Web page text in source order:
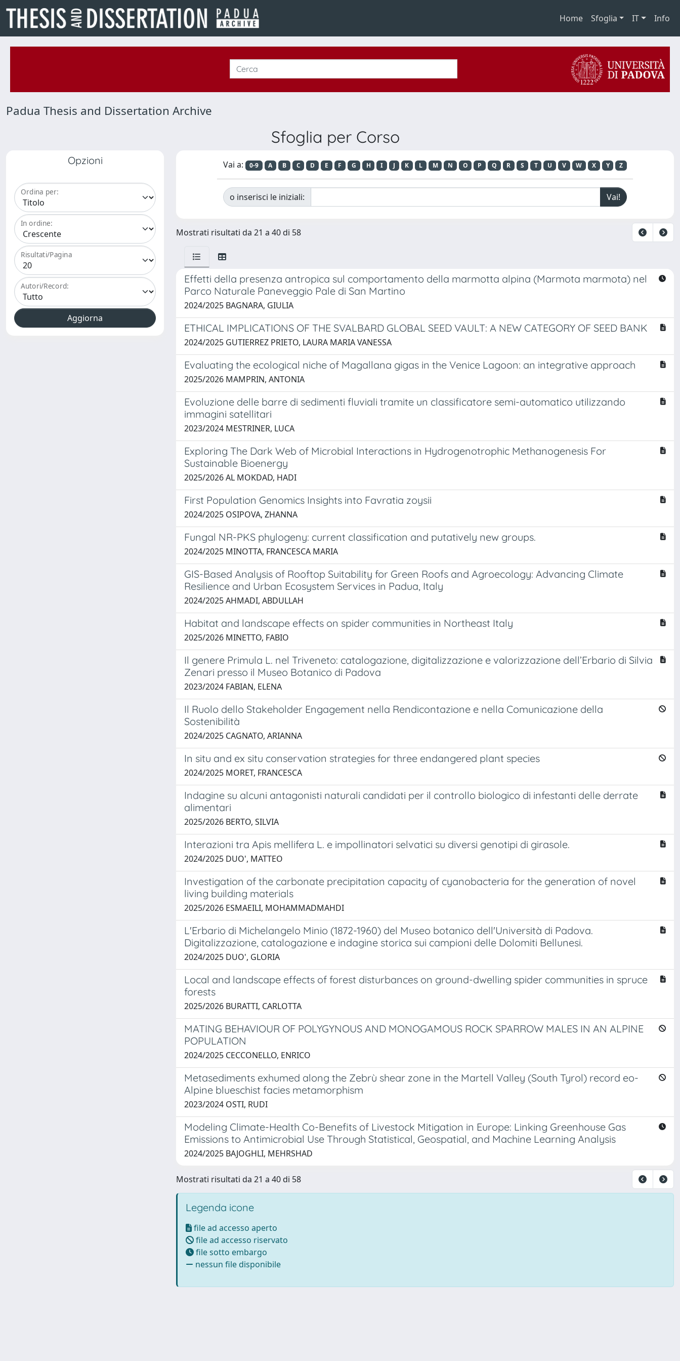
Home Sfoglia IT Info
Padua Thesis and Dissertation Archive
Sfoglia per Corso
Opzioni
Ordina per:
In ordine:
Risultati/Pagina
Autori/Record:
Vai a: 0-9 A B C D E F G H I J K L M N O P Q R S T U V W X Y Z
o inserisci le iniziali:
Mostrati risultati da 21 a 40 di 58
Effetti della presenza antropica sul comportamento della marmotta alpina (Marmota marmota) nel
Parco Naturale Paneveggio Pale di San Martino
2024/2025 BAGNARA, GIULIA
ETHICAL IMPLICATIONS OF THE SVALBARD GLOBAL SEED VAULT: A NEW CATEGORY OF SEED BANK
2024/2025 GUTIERREZ PRIETO, LAURA MARIA VANESSA
Evaluating the ecological niche of Magallana gigas in the Venice Lagoon: an integrative approach
2025/2026 MAMPRIN, ANTONIA
Evoluzione delle barre di sedimenti fluviali tramite un classificatore semi-automatico utilizzando
immagini satellitari
2023/2024 MESTRINER, LUCA
Exploring The Dark Web of Microbial Interactions in Hydrogenotrophic Methanogenesis For
Sustainable Bioenergy
2025/2026 AL MOKDAD, HADI
First Population Genomics Insights into Favratia zoysii
2024/2025 OSIPOVA, ZHANNA
Fungal NR-PKS phylogeny: current classification and putatively new groups.
2024/2025 MINOTTA, FRANCESCA MARIA
GIS-Based Analysis of Rooftop Suitability for Green Roofs and Agroecology: Advancing Climate
Resilience and Urban Ecosystem Services in Padua, Italy
2024/2025 AHMADI, ABDULLAH
Habitat and landscape effects on spider communities in Northeast Italy
2025/2026 MINETTO, FABIO
Il genere Primula L. nel Triveneto: catalogazione, digitalizzazione e valorizzazione dell’Erbario di Silvia
Zenari presso il Museo Botanico di Padova
2023/2024 FABIAN, ELENA
Il Ruolo dello Stakeholder Engagement nella Rendicontazione e nella Comunicazione della
Sostenibilità
2024/2025 CAGNATO, ARIANNA
In situ and ex situ conservation strategies for three endangered plant species
2024/2025 MORET, FRANCESCA
Indagine su alcuni antagonisti naturali candidati per il controllo biologico di infestanti delle derrate
alimentari
2025/2026 BERTO, SILVIA
Interazioni tra Apis mellifera L. e impollinatori selvatici su diversi genotipi di girasole.
2024/2025 DUO', MATTEO
Investigation of the carbonate precipitation capacity of cyanobacteria for the generation of novel
living building materials
2025/2026 ESMAEILI, MOHAMMADMAHDI
L'Erbario di Michelangelo Minio (1872-1960) del Museo botanico dell'Università di Padova.
Digitalizzazione, catalogazione e indagine storica sui campioni delle Dolomiti Bellunesi.
2024/2025 DUO', GLORIA
Local and landscape effects of forest disturbances on ground-dwelling spider communities in spruce
forests
2025/2026 BURATTI, CARLOTTA
MATING BEHAVIOUR OF POLYGYNOUS AND MONOGAMOUS ROCK SPARROW MALES IN AN ALPINE
POPULATION
2024/2025 CECCONELLO, ENRICO
Metasediments exhumed along the Zebrù shear zone in the Martell Valley (South Tyrol) record eo-
Alpine blueschist facies metamorphism
2023/2024 OSTI, RUDI
Modeling Climate-Health Co-Benefits of Livestock Mitigation in Europe: Linking Greenhouse Gas
Emissions to Antimicrobial Use Through Statistical, Geospatial, and Machine Learning Analysis
2024/2025 BAJOGHLI, MEHRSHAD
Mostrati risultati da 21 a 40 di 58
Legenda icone
file ad accesso aperto
file ad accesso riservato
file sotto embargo
nessun file disponibile